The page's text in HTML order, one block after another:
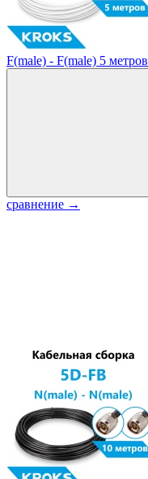
F(male) - F(male) 5 метров
сравнение →